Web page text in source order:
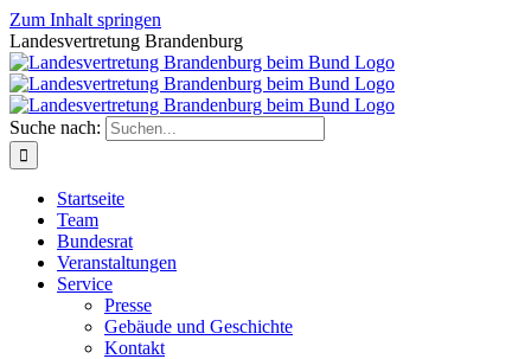
Zum Inhalt springen
Landesvertretung Brandenburg
Suche nach:
Startseite
Team
Bundesrat
Veranstaltungen
Service
Presse
Gebäude und Geschichte
Kontakt